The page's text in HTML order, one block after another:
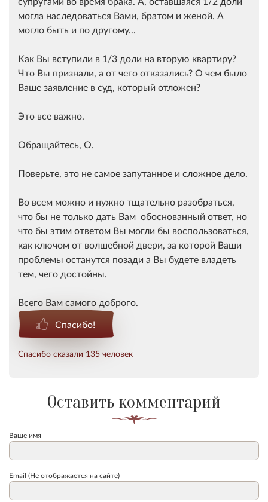
могла наследоваться Вами, братом и женой. А
могло быть и по другому...
Как Вы вступили в 1/3 доли на вторую квартиру?
Что Вы признали, а от чего отказались? О чем было
Ваше заявление в суд, который отложен?
Это все важно.
Обращайтесь, О.
Поверьте, это не самое запутанное и сложное дело.
Во всем можно и нужно тщательно разобраться,
что бы не только дать Вам обоснованный ответ, но
что бы этим ответом Вы могли бы воспользоваться,
как ключом от волшебной двери, за которой Ваши
проблемы останутся позади а Вы будете владеть
тем, чего достойны.
Всего Вам самого доброго.
Спасибо!
Спасибо сказали 135 человек
Оставить комментарий
Ваше имя
Email (Не отображается на сайте)